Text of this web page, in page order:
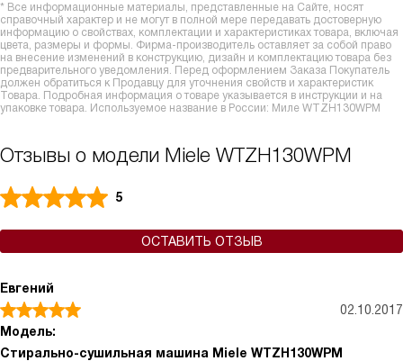
* Все информационные материалы, представленные на Сайте, носят
справочный характер и не могут в полной мере передавать достоверную
информацию о свойствах, комплектации и характеристиках товара, включая
цвета, размеры и формы. Фирма-производитель оставляет за собой право
на внесение изменений в конструкцию, дизайн и комплектацию товара без
предварительного уведомления. Перед оформлением Заказа Покупатель
должен обратиться к Продавцу для уточнения свойств и характеристик
Товара. Подробная информация о товаре указывается в инструкции и на
упаковке товара. Используемое название в России: Миле WTZH130WPM
Отзывы о модели Miele WTZH130WPM
5
ОСТАВИТЬ ОТЗЫВ
Евгений
02.10.2017
Модель:
Стирально-сушильная машина Miele WTZH130WPM